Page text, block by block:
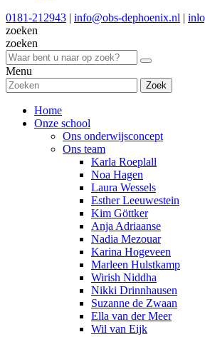
0181-212943 | info@obs-dephoenix.nl |
zoeken
zoeken
Menu
Zoek
Home
Onze school
Ons onderwijsconcept
Ons team
Karla Roeplall
Noa Hagen
Laura Wessels
Esther Leeuwestein
Kim Göttker
Anja Adriaanse
Nadia Mezouar
Karina Hogeveen
Marleen Hulstkamp
Wirish Niddha
Nikki Drinnhausen
Suzanne de Zwaan
Ella van der Meer
Wil van Eijk